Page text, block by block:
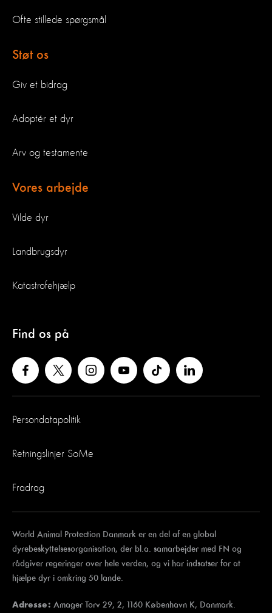
Ofte stillede spørgsmål
Støt os
Giv et bidrag
Adoptér et dyr
Arv og testamente
Vores arbejde
Vilde dyr
Landbrugsdyr
Katastrofehjælp
Find os på
Persondatapolitik
Retningslinjer SoMe
Fradrag
World Animal Protection Danmark er en del af en global
dyrebeskyttelsesorganisation, der bl.a. samarbejder med FN og
rådgiver regeringer over hele verden, og vi har indsatser for at
hjælpe dyr i omkring 50 lande.
Adresse: Amager Torv 29, 2, 1160 København K, Danmark.